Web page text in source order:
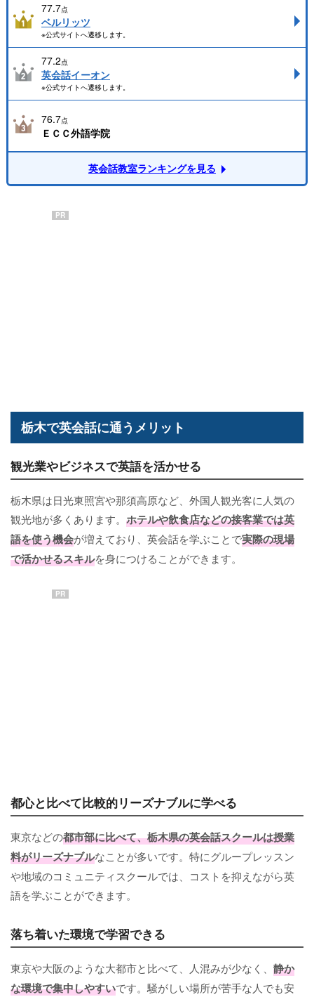
77.7点
ベルリッツ
※公式サイトへ遷移します。
77.2点
英会話イーオン
※公式サイトへ遷移します。
76.7点
ＥＣＣ外語学院
英会話教室ランキングを見る
PR
栃木で英会話に通うメリット
観光業やビジネスで英語を活かせる
栃木県は日光東照宮や那須高原など、外国人観光客に人気の
観光地が多くあります。 ホテルや飲食店などの接客業では英
語を使う機会が増えており、英会話を学ぶことで実際の現場
で活かせるスキルを身につけることができます。
PR
都心と比べて比較的リーズナブルに学べる
東京などの都市部に比べて、栃木県の英会話スクールは授業
料がリーズナブルなことが多いです。特にグループレッスン
や地域のコミュニティスクールでは、コストを抑えながら英
語を学ぶことができます。
落ち着いた環境で学習できる
東京や大阪のような大都市と比べて、人混みが少なく、 静か
な環境で集中しやすいです。騒がしい場所が苦手な人でも安